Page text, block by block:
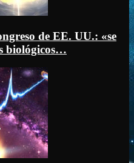
de EE. UU.: «se
biológicos…